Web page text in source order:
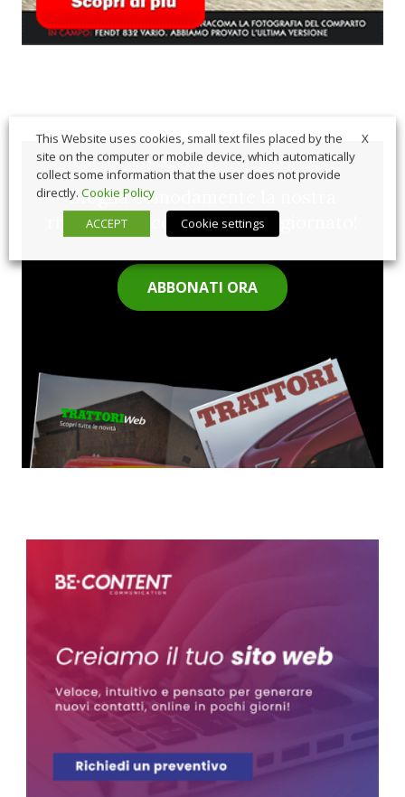
Sfoglia comodamente la nostra
rivista cartacea e rimani aggiornato!
ABBONATI ORA
X
This Website uses cookies, small text files placed by the
site on the computer or mobile device, which automatically
collect some information that the user does not provide
directly. Cookie Policy
ACCEPT
Cookie settings